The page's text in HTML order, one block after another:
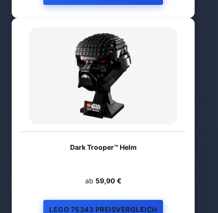
Dark Trooper™ Helm
ab 59,90 €
LEGO 75343 PREISVERGLEICH